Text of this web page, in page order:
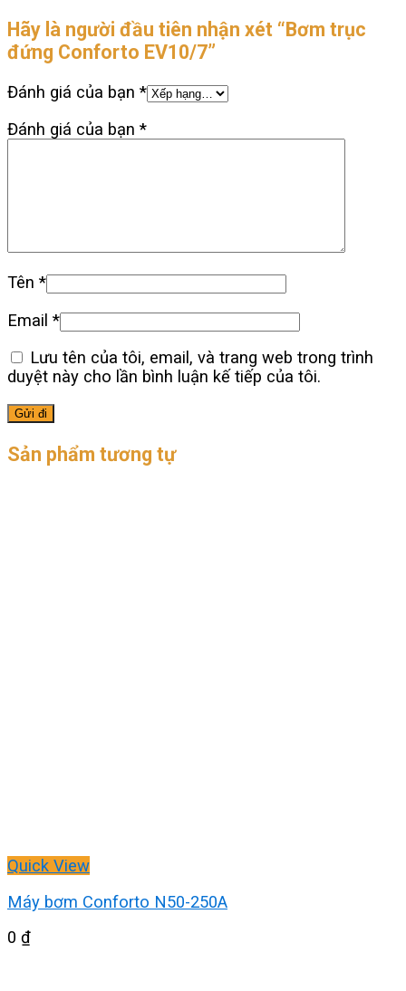
Hãy là người đầu tiên nhận xét “Bơm trục
đứng Conforto EV10/7”
Đánh giá của bạn *
Đánh giá của bạn *
Tên *
Email *
Lưu tên của tôi, email, và trang web trong trình
duyệt này cho lần bình luận kế tiếp của tôi.
Sản phẩm tương tự
Quick View
Máy bơm Conforto N50-250A
0 ₫